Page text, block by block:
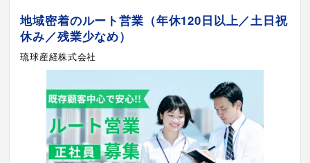
地域密着のルート営業（年休120日以上／土日祝
休み／残業少なめ）
琉球産経株式会社